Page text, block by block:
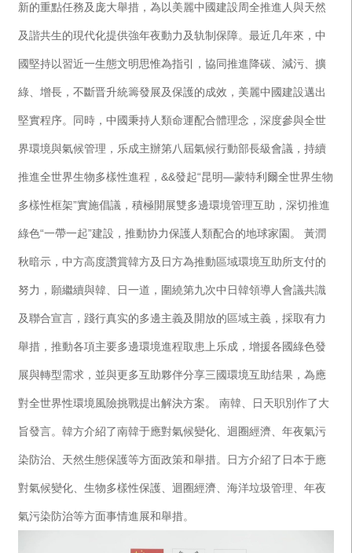
新的重點任務及庞大舉措，為以美麗中國建設周全推進人與天然
及諧共生的現代化提供強年夜動力及轨制保障。最近几年來，中
國堅持以習近一生態文明思惟為指引，協同推進降碳、減污、擴
綠、增長，不斷晋升統籌發展及保護的成效，美麗中國建設邁出
堅實程序。同時，中國秉持人類命運配合體理念，深度參與全世
界環境與氣候管理，乐成主辦第八屆氣候行動部長級會議，持續
推進全世界生物多樣性進程，&&發起“昆明—蒙特利爾全世界生物
多樣性框架”實施倡議，積極開展雙多邊環境管理互助，深切推進
綠色“一帶一起”建設，推動协力保護人類配合的地球家園。 黃潤
秋暗示，中方高度讚賞韓方及日方為推動區域環境互助所支付的
努力，願繼續與韓、日一道，圍繞第九次中日韓領導人會議共識
及聯合宣言，踐行真实的多邊主義及開放的區域主義，採取有力
舉措，推動各項主要多邊環境進程取患上乐成，增援各國綠色發
展與轉型需求，並與更多互助夥伴分享三國環境互助结果，為應
對全世界性環境風險挑戰提出解決方案。 南韓、日天职別作了大
旨發言。韓方介紹了南韓于應對氣候變化、迴圈經濟、年夜氣污
染防治、天然生態保護等方面政策和舉措。日方介紹了日本于應
對氣候變化、生物多樣性保護、迴圈經濟、海洋垃圾管理、年夜
氣污染防治等方面事情進展和舉措。